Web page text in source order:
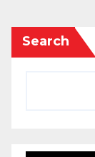
Search